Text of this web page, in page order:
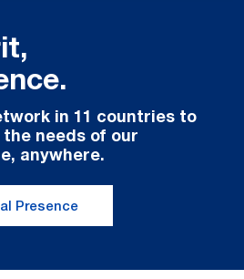
in 11 countries to
needs of our
anywhere.
Presence